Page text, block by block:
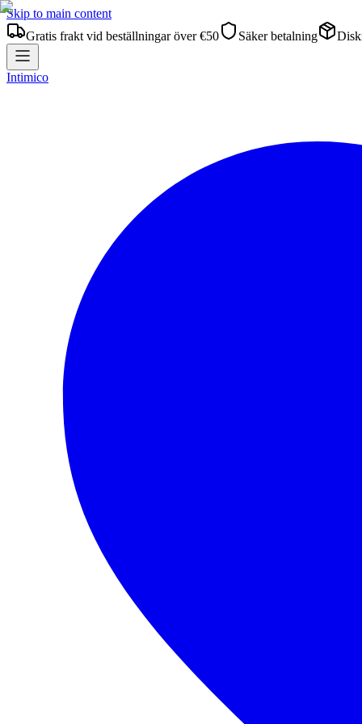
Skip to main content
Gratis frakt vid beställningar över €50
Säker betalning
Intimico